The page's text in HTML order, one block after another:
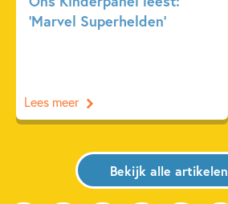
‘Marvel Superhelden’
Lees meer
Bekijk alle artikelen